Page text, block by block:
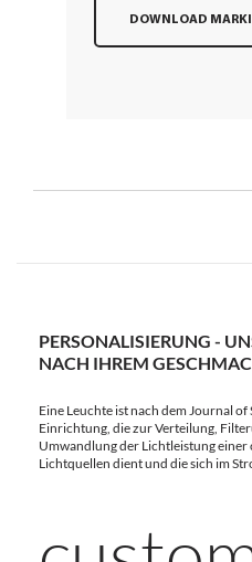
DOWNLOAD
PERSONALISIERUNG -
NACH IHREM
Eine Leuchte ist nach dem Journal of
Einrichtung, die zur Verteilung,
Umwandlung der Lichtleistung
Lichtquellen dient und die sich im